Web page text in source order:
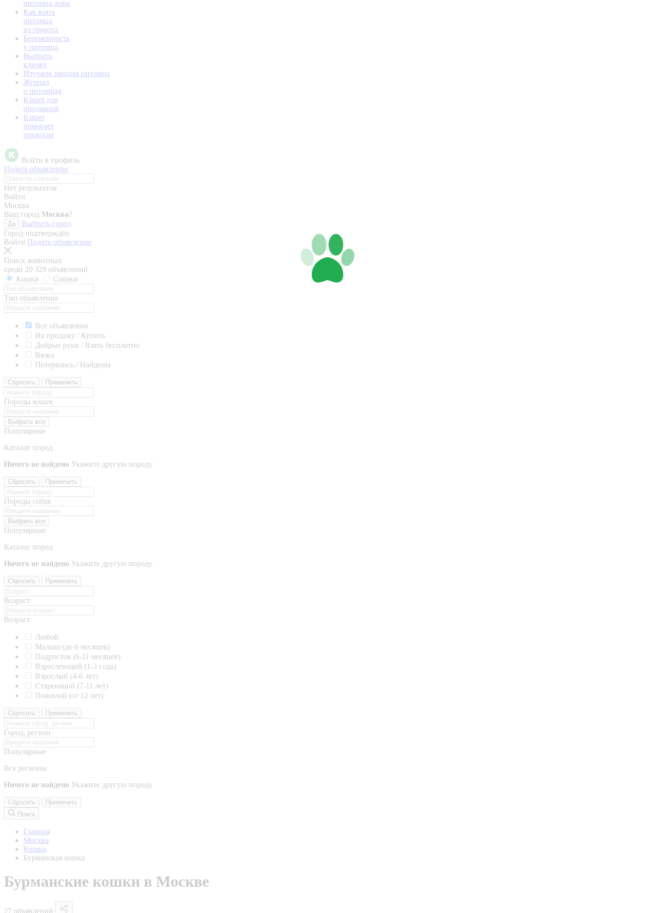
питомца дома
Как взять
питомца
из приюта
Беременность
у питомца
Выбрать
кличку
Изучаем эмоции питомца
Журнал
о питомцах
Kinpet для
продавцов
Kinpet
помогает
приютам
Войти в профиль
Подать объявление
Нет результатов
Войти
Москва
Ваш город Москва?
Да
Выбрать город
Город подтверждён
Войти Подать объявление
Поиск животных
среди 20 329 объявлений
Кошки
Собаки
Тип объявления
Все объявления
На продажу / Купить
Добрые руки / Взять бесплатно
Вязка
Потерялись / Найдены
Сбросить Применить
Породы кошек
Выбрать все
Популярные
Каталог пород
Ничего не найдено Укажите другую породу
Сбросить Применить
Породы собак
Выбрать все
Популярные
Каталог пород
Ничего не найдено Укажите другую породу
Сбросить Применить
Возраст
Возраст
Любой
Малыш (до 6 месяцев)
Подросток (6-11 месяцев)
Взрослеющий (1-3 года)
Взрослый (4-6 лет)
Стареющий (7-11 лет)
Пожилой (от 12 лет)
Сбросить Применить
Город, регион
Популярные
Все регионы
Ничего не найдено Укажите другую породу
Сбросить
Применить
Поиск
Главная
Москва
Кошки
Бурманская кошка
Бурманские кошки в Москве
27 объявлений